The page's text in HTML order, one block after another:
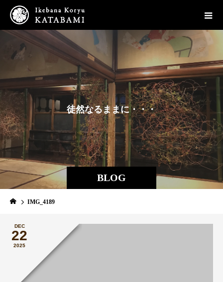
BLOG
徒然なるままに・・・
IMG_4189
DEC
22
2025